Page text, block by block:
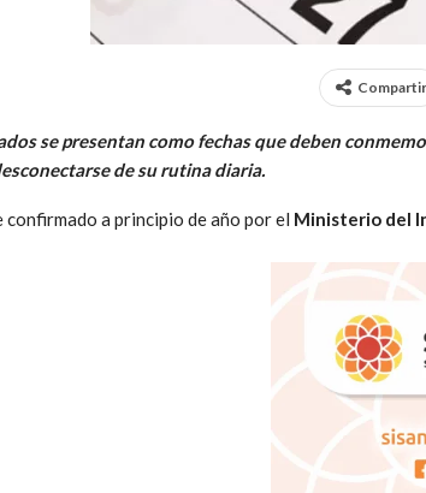
Compartir
se presentan como fechas que deben
de su rutina diaria.
confirmado a principio de año por el Ministerio del